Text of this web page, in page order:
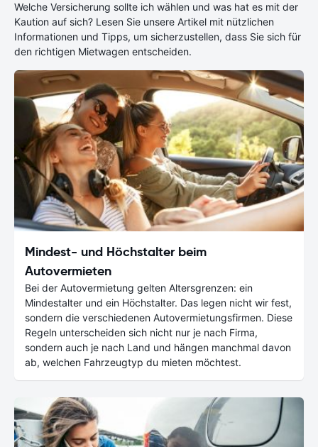
Welche Versicherung sollte ich wählen und was hat es mit der
Kaution auf sich? Lesen Sie unsere Artikel mit nützlichen
Informationen und Tipps, um sicherzustellen, dass Sie sich für
den richtigen Mietwagen entscheiden.
Mindest- und Höchstalter beim
Autovermieten
Bei der Autovermietung gelten Altersgrenzen: ein
Mindestalter und ein Höchstalter. Das legen nicht wir fest,
sondern die verschiedenen Autovermietungsfirmen. Diese
Regeln unterscheiden sich nicht nur je nach Firma,
sondern auch je nach Land und hängen manchmal davon
ab, welchen Fahrzeugtyp du mieten möchtest.